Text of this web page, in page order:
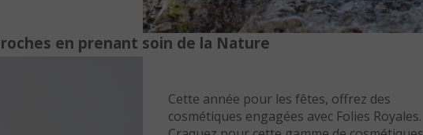
en prenant soin de la Nature
Cette année pour les fêtes, offrez des
cosmétiques engagées avec Folies Royales.